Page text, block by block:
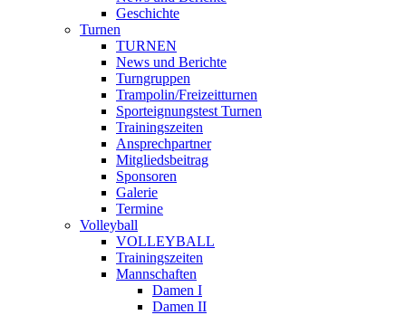
Geschichte
Turnen
TURNEN
News und Berichte
Turngruppen
Trampolin/Freizeitturnen
Sporteignungstest Turnen
Trainingszeiten
Ansprechpartner
Mitgliedsbeitrag
Sponsoren
Galerie
Termine
Volleyball
VOLLEYBALL
Trainingszeiten
Mannschaften
Damen I
Damen II